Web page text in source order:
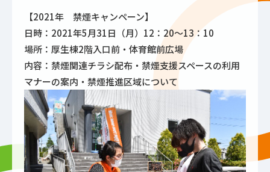
【2021年 禁煙キャンペーン】
日時：2021年5月31日（月）12：20～13：10
場所：厚生棟2階入口前・体育館前広場
内容：禁煙関連チラシ配布・禁煙支援スペースの利用
マナーの案内・禁煙推進区域について